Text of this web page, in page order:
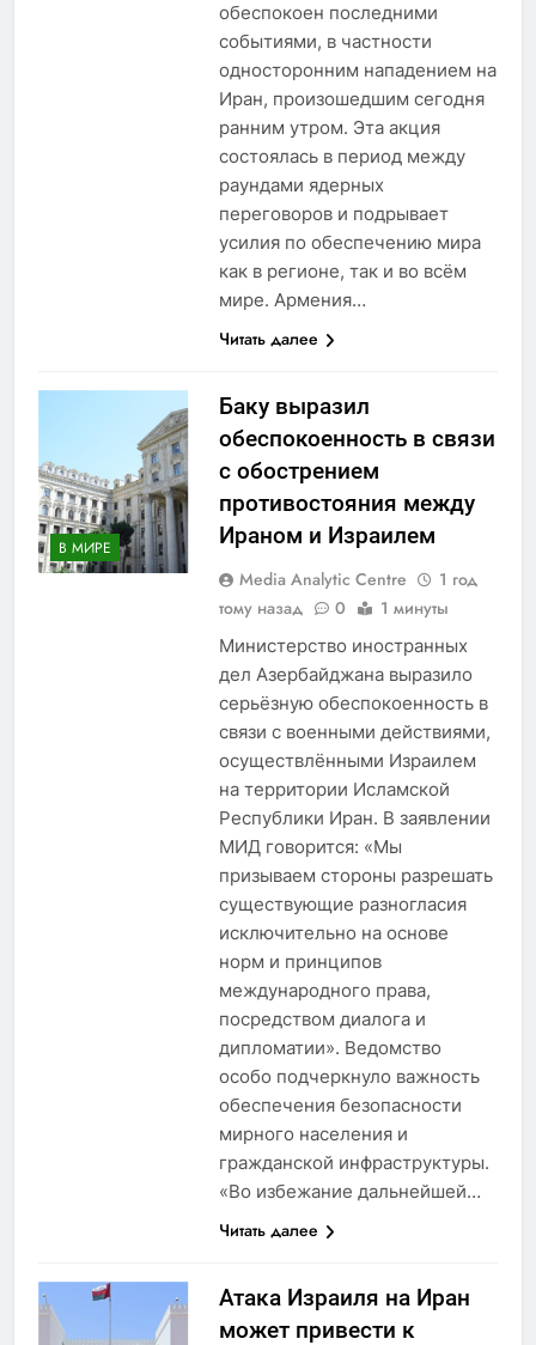
обеспокоен последними
событиями, в частности
односторонним нападением на
Иран, произошедшим сегодня
ранним утром. Эта акция
состоялась в период между
раундами ядерных
переговоров и подрывает
усилия по обеспечению мира
как в регионе, так и во всём
мире. Армения…
Читать далее
В МИРЕ
Баку выразил
обеспокоенность в связи
с обострением
противостояния между
Ираном и Израилем
Media Analytic Centre
1 год
тому назад
0 1 минуты
Министерство иностранных
дел Азербайджана выразило
серьёзную обеспокоенность в
связи с военными действиями,
осуществлёнными Израилем
на территории Исламской
Республики Иран. В заявлении
МИД говорится: «Мы
призываем стороны разрешать
существующие разногласия
исключительно на основе
норм и принципов
международного права,
посредством диалога и
дипломатии». Ведомство
особо подчеркнуло важность
обеспечения безопасности
мирного населения и
гражданской инфраструктуры.
«Во избежание дальнейшей…
Читать далее
Атака Израиля на Иран
может привести к